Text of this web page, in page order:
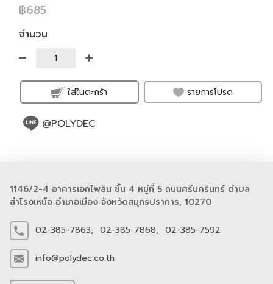
฿685
จำนวน
ใส่ในตะกร้า รายการโปรด
@POLYDEC
1146/2-4 อาคารเอกไพลิน ชั้น 4 หมู่ที่ 5 ถนนศรีนครินทร์ ตำบล
สำโรงเหนือ อำเภอเมือง จังหวัดสมุทรปราการ, 10270
02-385-7863, 02-385-7868, 02-385-7592
info@polydec.co.th